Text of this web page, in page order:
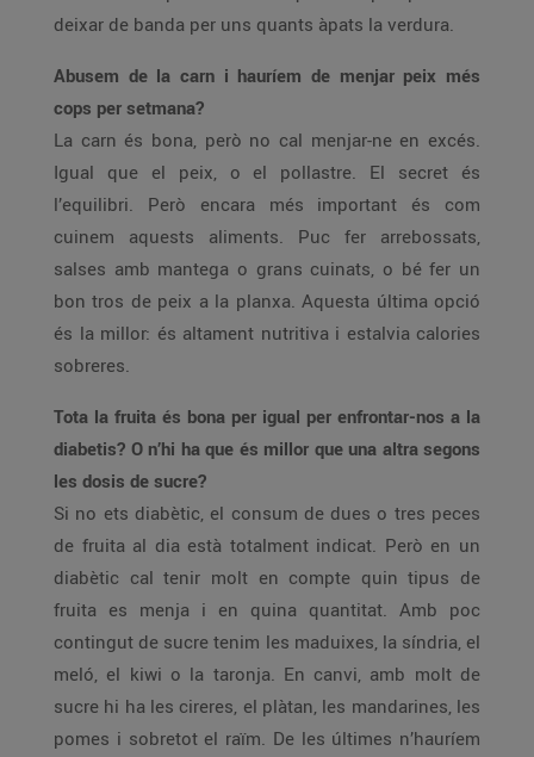
deixar de banda per uns quants àpats la verdura.
Abusem de la carn i hauríem de menjar peix més
cops per setmana?
La carn és bona, però no cal menjar-ne en excés.
Igual que el peix, o el pollastre. El secret és
l’equilibri. Però encara més important és com
cuinem aquests aliments. Puc fer arrebossats,
salses amb mantega o grans cuinats, o bé fer un
bon tros de peix a la planxa. Aquesta última opció
és la millor: és altament nutritiva i estalvia calories
sobreres.
Tota la fruita és bona per igual per enfrontar-nos a la
diabetis? O n’hi ha que és millor que una altra segons
les dosis de sucre?
Si no ets diabètic, el consum de dues o tres peces
de fruita al dia està totalment indicat. Però en un
diabètic cal tenir molt en compte quin tipus de
fruita es menja i en quina quantitat. Amb poc
contingut de sucre tenim les maduixes, la síndria, el
meló, el kiwi o la taronja. En canvi, amb molt de
sucre hi ha les cireres, el plàtan, les mandarines, les
pomes i sobretot el raïm. De les últimes n’hauríem